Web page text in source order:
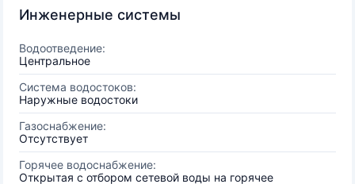
Инженерные системы
Водоотведение:
Центральное
Система водостоков:
Наружные водостоки
Газоснабжение:
Отсутствует
Горячее водоснабжение:
Открытая с отбором сетевой воды на горячее